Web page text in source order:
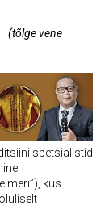
(tõlge vene
spetsialistid
meri”), kus